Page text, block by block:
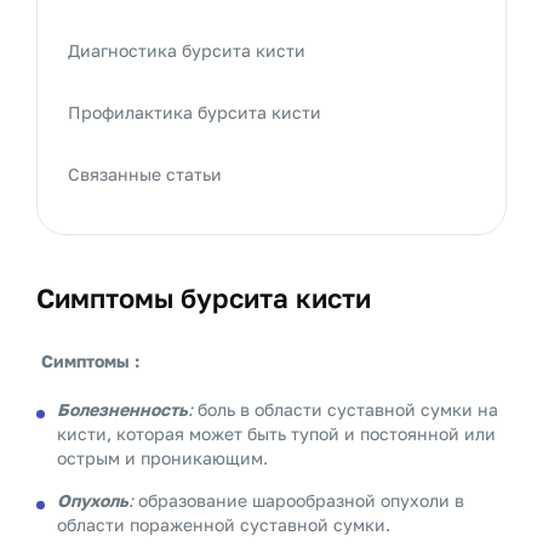
Симптомы бурсита кисти
Симптомы :
Болезненность:боль в области суставной сумки на
кисти, которая может быть тупой и постоянной или
острым и проникающим.
Опухоль:образование шарообразной опухоли в
области пораженной суставной сумки.
Диагностика бурсита кисти
Профилактика бурсита кисти
Связанные статьи